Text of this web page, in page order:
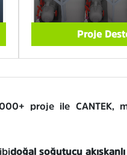
Proje
proje ile
doğal soğutucu akışkanlı